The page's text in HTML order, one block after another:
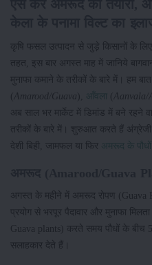
कृषि फसल उत्पादन से जुड़े किसानों के
तहत, इस बार अगस्त माह में जानिये
मुनाफा कमाने के तरीकों के बारे में। हम बात
( Amarood/Guava ), आँवला (
अब साल भर मार्केट में डिमांड में बने रहने
तरीकों के बारे में। शुरुआत करते हैं
देशी बिही, जामफल या फिर
अमरूद के
अगस्त के महीने में अमरूद राेपण (Guava
प्रयोग से भरपूर पैदावार और मुनाफा
Guava plants) करते समय पौधों के बीच
सलाहकार देते हैं।